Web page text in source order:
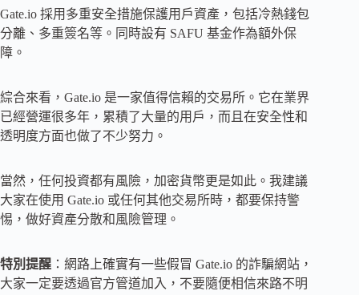
Gate.io 採用多重安全措施保護用戶資產，包括冷熱錢包
分離、多重簽名等。同時設有 SAFU 基金作為額外保
障。
綜合來看，Gate.io 是一家值得信賴的交易所。它在業界
已經營運很多年，累積了大量的用戶，而且在安全性和
透明度方面也做了不少努力。
當然，任何投資都有風險，加密貨幣更是如此。我建議
大家在使用 Gate.io 或任何其他交易所時，都要保持警
惕，做好資產分散和風險管理。
特別提醒 ：網路上確實有一些假冒 Gate.io 的詐騙網站，
大家一定要透過官方管道加入，不要隨便相信來路不明